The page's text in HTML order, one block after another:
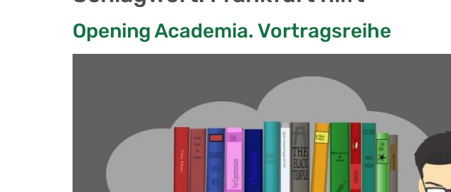
Opening Academia. Vortragsreihe